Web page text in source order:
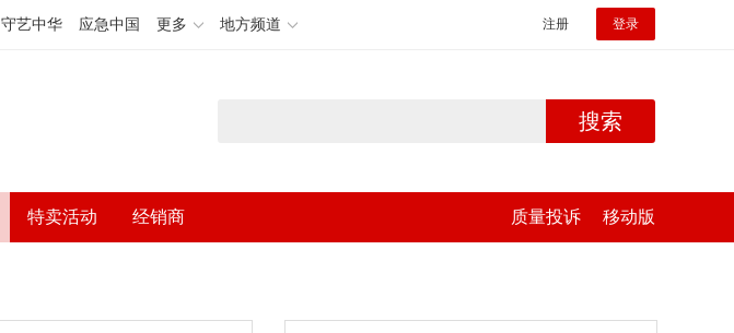
守艺中华 应急中国 更多 地方频道 注册 登录
搜索
特卖活动 经销商 质量投诉 移动版